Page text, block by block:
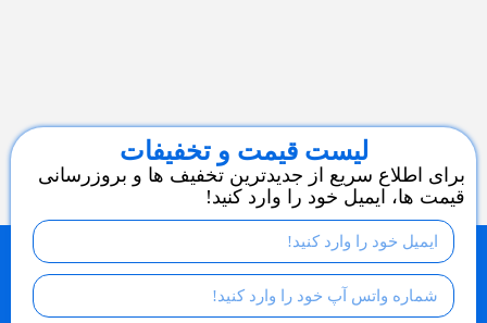
لیست قیمت و تخفیفات
برای اطلاع سریع از جدیدترین تخفیف ها و بروزرسانی
قیمت ها، ایمیل خود را وارد کنید!